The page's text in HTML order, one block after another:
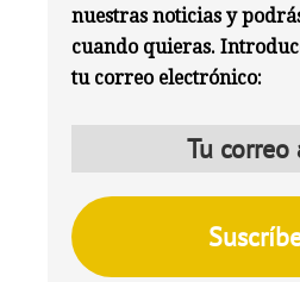
nuestras noticias y
cuando quieras.
tu correo electrónico: